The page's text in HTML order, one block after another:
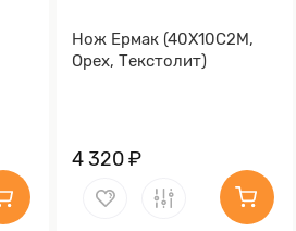
Нож Ермак (40Х10С2М,
Орех, Текстолит)
4 320 ₽